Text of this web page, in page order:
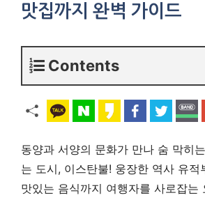
맛집까지 완벽 가이드
Contents
동양과 서양의 문화가 만나 숨 막히
는 도시, 이스탄불! 웅장한 역사 유적
맛있는 음식까지 여행자를 사로잡는